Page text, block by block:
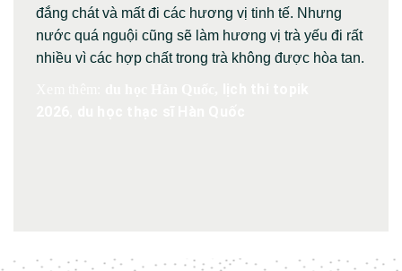
đắng chát và mất đi các hương vị tinh tế. Nhưng
nước quá nguội cũng sẽ làm hương vị trà yếu đi rất
nhiều vì các hợp chất trong trà không được hòa tan.